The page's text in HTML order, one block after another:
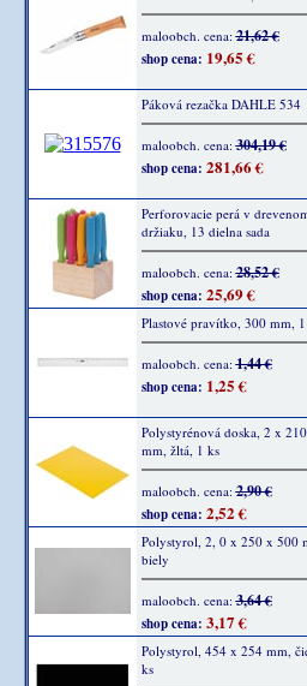
maloobch. cena:21,62 €
shop cena: 19,65 €
Páková rezačka DAHLE 534
maloobch. cena:304,19 €
shop cena: 281,66 €
Perforovacie perá v
držiaku, 13 dielna sada
maloobch. cena:28,52 €
shop cena: 25,69 €
Plastové pravítko, 300 mm,
maloobch. cena:1,44 €
shop cena: 1,25 €
Polystyrénová doska, 2 x
mm, žltá, 1 ks
maloobch. cena:2,90 €
shop cena: 2,52 €
Polystyrol, 2, 0 x 250 x 500
biely
maloobch. cena:3,64 €
shop cena: 3,17 €
Polystyrol, 454 x 254 mm,
ks